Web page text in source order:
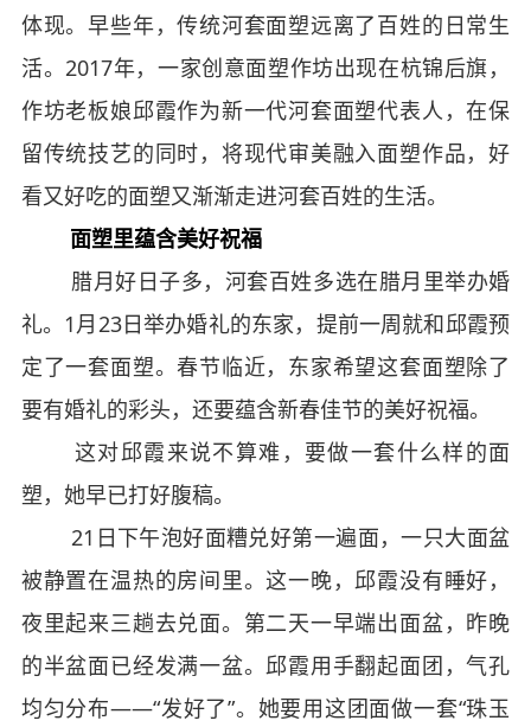
体现。早些年，传统河套面塑远离了百姓的日常生
活。2017年，一家创意面塑作坊出现在杭锦后旗，
作坊老板娘邱霞作为新一代河套面塑代表人，在保
留传统技艺的同时，将现代审美融入面塑作品，好
看又好吃的面塑又渐渐走进河套百姓的生活。
面塑里蕴含美好祝福
腊月好日子多，河套百姓多选在腊月里举办婚
礼。1月23日举办婚礼的东家，提前一周就和邱霞预
定了一套面塑。春节临近，东家希望这套面塑除了
要有婚礼的彩头，还要蕴含新春佳节的美好祝福。
这对邱霞来说不算难，要做一套什么样的面
塑，她早已打好腹稿。
21日下午泡好面糟兑好第一遍面，一只大面盆
被静置在温热的房间里。这一晚，邱霞没有睡好，
夜里起来三趟去兑面。第二天一早端出面盆，昨晚
的半盆面已经发满一盆。邱霞用手翻起面团，气孔
均匀分布——“发好了”。她要用这团面做一套“珠玉